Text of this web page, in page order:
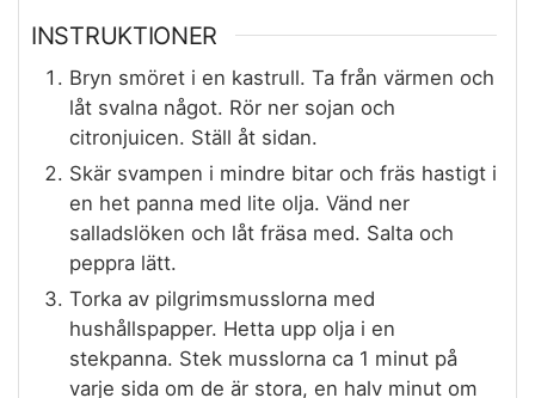
INSTRUKTIONER
Bryn smöret i en kastrull. Ta från värmen och
låt svalna något. Rör ner sojan och
citronjuicen. Ställ åt sidan.
Skär svampen i mindre bitar och fräs hastigt i
en het panna med lite olja. Vänd ner
salladslöken och låt fräsa med. Salta och
peppra lätt.
Torka av pilgrimsmusslorna med
hushållspapper. Hetta upp olja i en
stekpanna. Stek musslorna ca 1 minut på
varje sida om de är stora, en halv minut om